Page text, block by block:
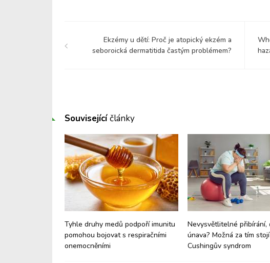
Ekzémy u dětí: Proč je atopický ekzém a
seboroická dermatitida častým problémem?
Souvisejícíčlánky
Tyhle druhy medů podpoří imunitu
pomohou bojovat s respiračními
onemocněními
Nevysvětlitelné přibírání,
únava? Možná za tím stojí
Cushingův syndrom